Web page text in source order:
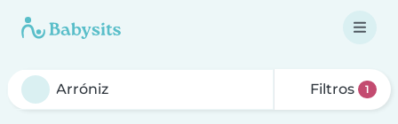
Filtros 1